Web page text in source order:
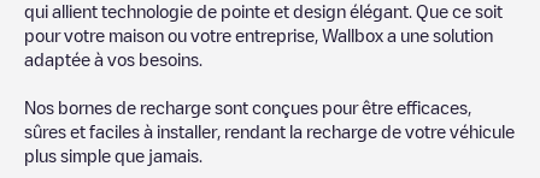
qui allient technologie de pointe et design élégant. Que ce soit
pour votre maison ou votre entreprise, Wallbox a une solution
adaptée à vos besoins.
Nos bornes de recharge sont conçues pour être efficaces,
sûres et faciles à installer, rendant la recharge de votre véhicule
plus simple que jamais.